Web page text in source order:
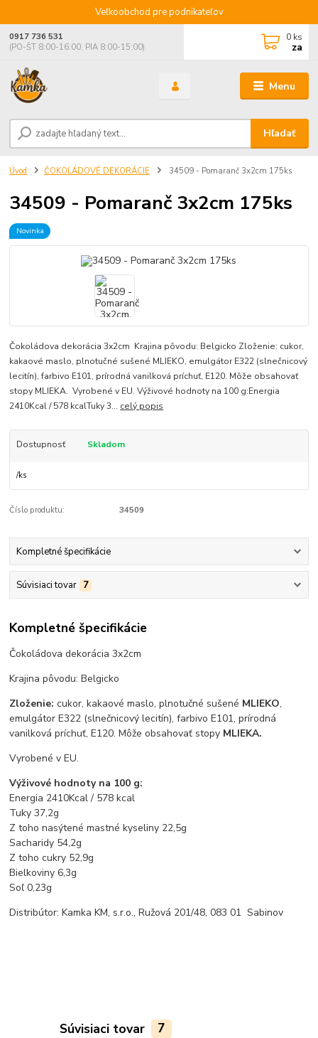
Veľkoobchod pre podnikateľov
Menu
Hľadať
0917 736 531
(PO-ŠT 8:00-16:00, PIA 8:00-15:00)
0 ks
za
Úvod ČOKOLÁDOVÉ DEKORÁCIE 34509 - Pomaranč 3x2cm 175ks
34509 - Pomaranč 3x2cm 175ks
Novinka
Čokoládova dekorácia 3x2cm Krajina pôvodu: Belgicko Zloženie: cukor,
kakaové maslo, plnotučné sušené MLIEKO, emulgátor E322 (slnečnicový
lecitín), farbivo E101, prírodná vanilková príchuť, E120. Môže obsahovať
stopy MLIEKA. Vyrobené v EU. Výživové hodnoty na 100 g:Energia
2410Kcal / 578 kcalTuky 3... celý popis
Dostupnosť Skladom
/ks
Číslo produktu: 34509
Kompletné špecifikácie
Súvisiaci tovar 7
Kompletné špecifikácie
Čokoládova dekorácia 3x2cm
Krajina pôvodu: Belgicko
Zloženie:cukor, kakaové maslo, plnotučné sušené MLIEKO,
emulgátor E322 (slnečnicový lecitín), farbivo E101, prírodná
vanilková príchuť, E120. Môže obsahovať stopy MLIEKA.
Vyrobené v EU.
Výživové hodnoty na 100 g:
Energia 2410Kcal / 578 kcal
Tuky 37,2g
Z toho nasýtené mastné kyseliny 22,5g
Sacharidy 54,2g
Z toho cukry 52,9g
Bielkoviny 6,3g
Soľ 0,23g
Distribútor: Kamka KM, s.r.o., Ružová 201/48, 083 01 Sabinov
Súvisiaci tovar 7